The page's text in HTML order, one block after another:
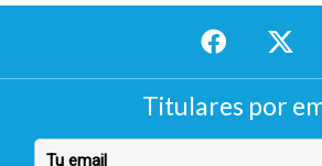
Titulares por